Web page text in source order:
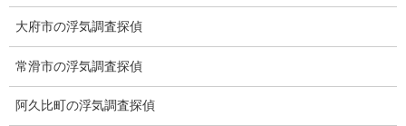
大府市の浮気調査探偵
常滑市の浮気調査探偵
阿久比町の浮気調査探偵